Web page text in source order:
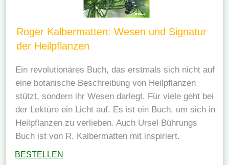
Roger Kalbermatten: Wesen und Signatur
der Heilpflanzen
Ein revolutionäres Buch, das erstmals sich nicht auf
eine botanische Beschreibung von Heilpflanzen
stützt, sondern ihr Wesen darlegt. Für viele geht bei
der Lektüre ein Licht auf. Es ist ein Buch, um sich in
Heilpflanzen zu verlieben. Auch Ursel Bührungs
Buch ist von R. Kalbermatten mit inspiriert.
BESTELLEN